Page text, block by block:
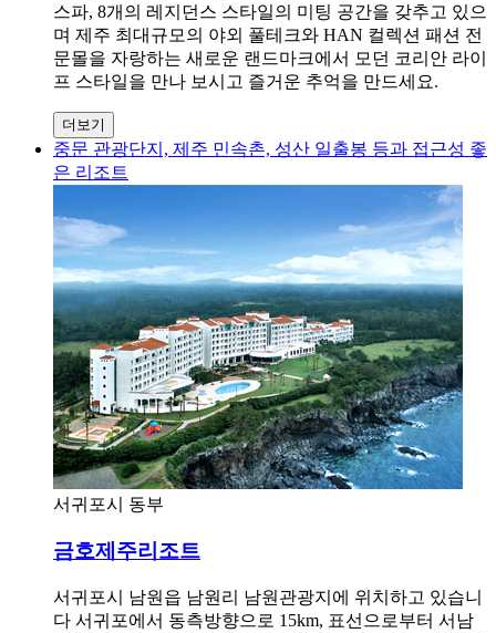
스파, 8개의 레지던스 스타일의 미팅 공간을 갖추고 있으
며 제주 최대규모의 야외 풀테크와 HAN 컬렉션 패션 전
문몰을 자랑하는 새로운 랜드마크에서 모던 코리안 라이
프 스타일을 만나 보시고 즐거운 추억을 만드세요.
더보기
중문 관광단지, 제주 민속촌, 성산 일출봉 등과 접근성 좋
은 리조트
서귀포시 동부
금호제주리조트
서귀포시 남원읍 남원리 남원관광지에 위치하고 있습니
다 서귀포에서 동측방향으로 15km, 표선으로부터 서남